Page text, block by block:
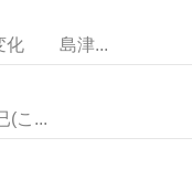
化 島津...
こ...